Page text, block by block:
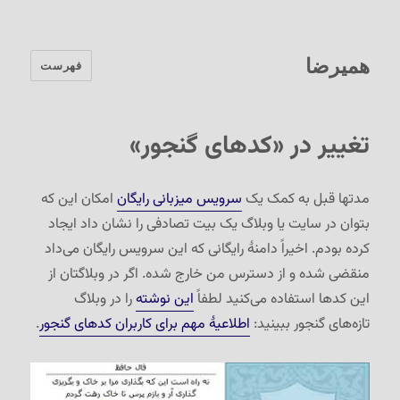
همیرضا فهرست
تغییر در «کدهای گنجور»
مدتها قبل به کمک یک سرویس میزبانی رایگان امکان این که
بتوان در سایت یا وبلاگ یک بیت تصادفی را نشان داد ایجاد
کرده بودم. اخیراً دامنهٔ رایگانی که این سرویس رایگان می‌داد
منقضی شده و از دسترس من خارج شده. اگر در وبلاگتان از
این کدها استفاده می‌کنید لطفاًاین نوشتهرا در وبلاگ
تازه‌های گنجور ببینید: اطلاعیهٔ مهم برای کاربران کدهای گنجور.